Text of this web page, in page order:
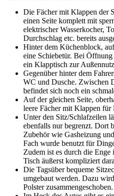
Die Fächer mit Klappen der
einen Seite komplett mit
elektrischer Wasserkocher,
Durchschlag etc. bereits
Hinter dem Küchenblock,
eine Schiebetür. Bei
ein Klapptisch zur
Gegenüber hinter dem
WC und Dusche. Zwischen
befindet sich noch ein
Auf der gleichen Seite,
leere Fächer mit Klappen für
Unter den Sitz/Schlafzeilen
ebenfalls nur begrenzt. Dort
Zubehör wie Gasheizung
Fach wurde benutzt für
Zudem ist es durch die
Tisch äußerst kompliziert
Die Tagsüber bequeme
umgebaut werden. Dazu
Polster zusammengeschoben.